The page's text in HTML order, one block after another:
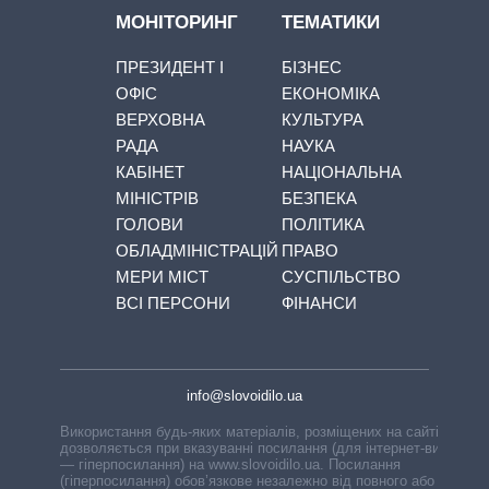
МОНІТОРИНГ
ПРЕЗИДЕНТ І
ОФІС
ВЕРХОВНА
РАДА
КАБІНЕТ
МІНІСТРІВ
ГОЛОВИ
ОБЛАДМІНІСТРАЦІЙ
МЕРИ МІСТ
ВСІ ПЕРСОНИ
ТЕМАТИКИ
БІЗНЕС
ЕКОНОМІКА
КУЛЬТУРА
НАУКА
НАЦІОНАЛЬНА
БЕЗПЕКА
ПОЛІТИКА
ПРАВО
СУСПІЛЬСТВО
ФІНАНСИ
info@slovoidilo.ua
Використання будь-яких матеріалів, розміщених на сайті,
дозволяється при вказуванні посилання (для інтернет-видань
— гіперпосилання) на www.slovoidilo.ua. Посилання
(гіперпосилання) обов’язкове незалежно від повного або